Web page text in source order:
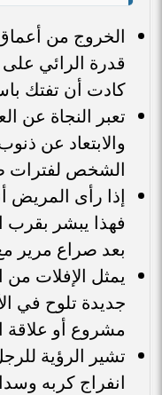
الخروج من
قدرة الرائي
كادت أن تفتك
تعبر النجاة عن
والابتعاد عن
الشخص لفترات
إذا رأى المريض
فهذا يبشر بقرب
بعد صراع مرير
يمثل الإفلات
جديدة تلوح في
مشروع أو علاقة
تشير الرؤية
انفراج كربه